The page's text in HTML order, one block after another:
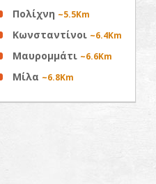
Πολίχνη ~5.5Km
Κωνσταντίνοι ~6.4Km
Μαυρομμάτι ~6.6Km
Μίλα ~6.8Km